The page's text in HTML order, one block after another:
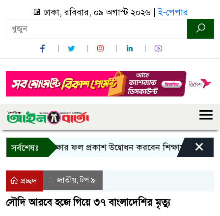
ঢাকা, রবিবার, ০৯ অগাস্ট ২০২৬ |ই-পেপার
সর্বশেষঃ
পরীক্ষার ফল প্রকাশ উদ্বোধন করবেন শিক্ষামন্ত্রী ×
প্রচ্ছদ জাতীয়,টপ ৯
সৌদি আরবে হজে গিয়ে ৩৭ বাংলাদেশির মৃত্যু